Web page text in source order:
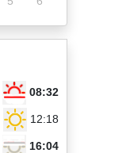
08:32
12:18
16:04